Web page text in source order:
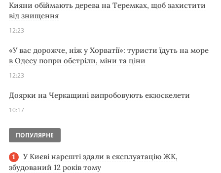
Кияни обіймають дерева на Теремках, щоб захистити
від знищення
12:23
«У вас дорожче, ніж у Хорватії»: туристи їдуть на море
в Одесу попри обстріли, міни та ціни
12:23
Доярки на Черкащині випробовують екзоскелети
10:17
ПОПУЛЯРНЕ
У Києві нарешті здали в експлуатацію ЖК,
збудований 12 років тому